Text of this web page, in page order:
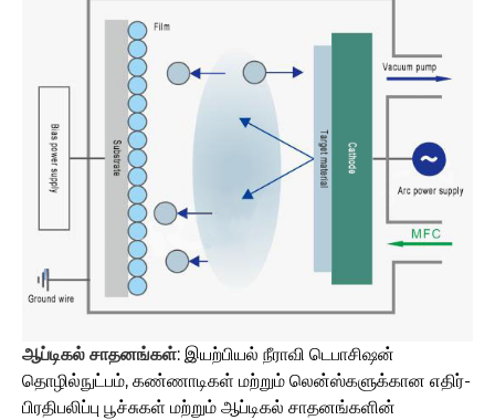
ஆப்டிகல் சாதனங்கள்: இயற்பியல் நீராவி டெபாசிஷன்
தொழில்நுட்பம், கண்ணாடிகள் மற்றும் லென்ஸ்களுக்கான எதிர்-
பிரதிபலிப்பு பூச்சுகள் மற்றும் ஆப்டிகல் சாதனங்களின்